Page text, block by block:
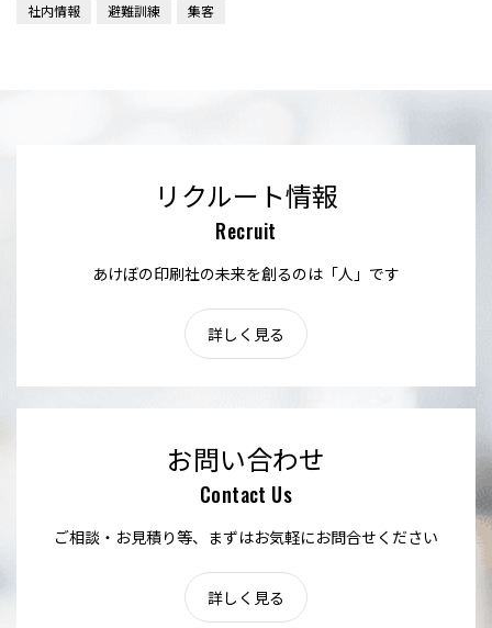
社内情報 避難訓練 集客
リクルート情報
Recruit
あけぼの印刷社の未来を創るのは「人」です
詳しく見る
お問い合わせ
Contact Us
ご相談・お見積り等、まずはお気軽にお問合せください
詳しく見る